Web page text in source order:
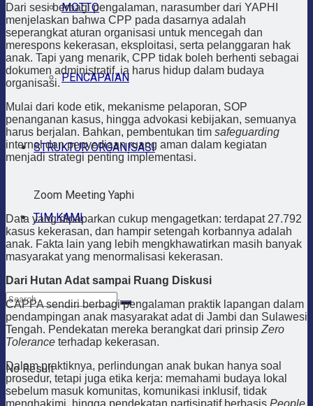
MOTTO
PENCAPAIAN
STRUKTUR ORGANISASI
TIM KAMI
No Result
Dari sesi berbagi pengalaman, narasumber dari YAPHI
menjelaskan bahwa CPP pada dasarnya adalah
seperangkat aturan organisasi untuk mencegah dan
merespons kekerasan, eksploitasi, serta pelanggaran hak
anak. Tapi yang menarik, CPP tidak boleh berhenti sebagai
dokumen administratif, ia harus hidup dalam budaya
organisasi.
Mulai dari kode etik, mekanisme pelaporan, SOP
penanganan kasus, hingga advokasi kebijakan, semuanya
harus berjalan. Bahkan, pembentukan tim safeguarding
internal dan penyediaan ruang aman dalam kegiatan
menjadi strategi penting implementasi.
Zoom Meeting Yaphi
Data yang dipaparkan cukup mengagetkan: terdapat 27.792
kasus kekerasan, dan hampir setengah korbannya adalah
anak. Fakta lain yang lebih mengkhawatirkan masih banyak
masyarakat yang menormalisasi kekerasan.
Dari Hutan Adat sampai Ruang Diskusi
CAPPA sendiri berbagi pengalaman praktik lapangan dalam
pendampingan anak masyarakat adat di Jambi dan Sulawesi
Tengah. Pendekatan mereka berangkat dari prinsip Zero
Tolerance terhadap kekerasan.
Dalam praktiknya, perlindungan anak bukan hanya soal
prosedur, tetapi juga etika kerja: memahami budaya lokal
sebelum masuk komunitas, komunikasi inklusif, tidak
menghakimi, hingga pendekatan partisipatif berbasis People